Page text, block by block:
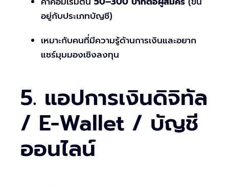
อยู่กับประเภทบัญชี)
เหมาะกับคนที่มีความรู้ด้านการเงินและอยาก
แชร์มุมมองเชิงลงทุน
5. แอปการเงินดิจิทัล
/ E-Wallet / บัญชี
ออนไลน์